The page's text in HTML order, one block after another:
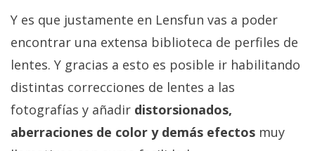
Y es que justamente en Lensfun vas a poder
encontrar una extensa biblioteca de perfiles de
lentes. Y gracias a esto es posible ir habilitando
distintas correcciones de lentes a las
fotografías y añadir distorsionados,
aberraciones de color y demás efectos muy